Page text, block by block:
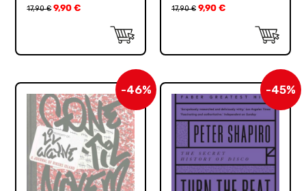
17,90€ 9,90€ 17,90€ 9,90 €
-46% -45%